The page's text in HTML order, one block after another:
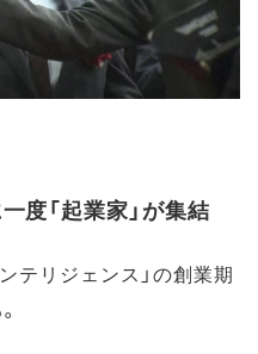
度「起業家」が集結
テリジェンス」の創業期